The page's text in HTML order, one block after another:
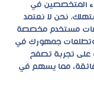
المتخصصين في
نحن لا نعتمد
مستخدم مخصصة
وتطلعات جمهوركِ في
على تجربة تصفح
مما يسهم في